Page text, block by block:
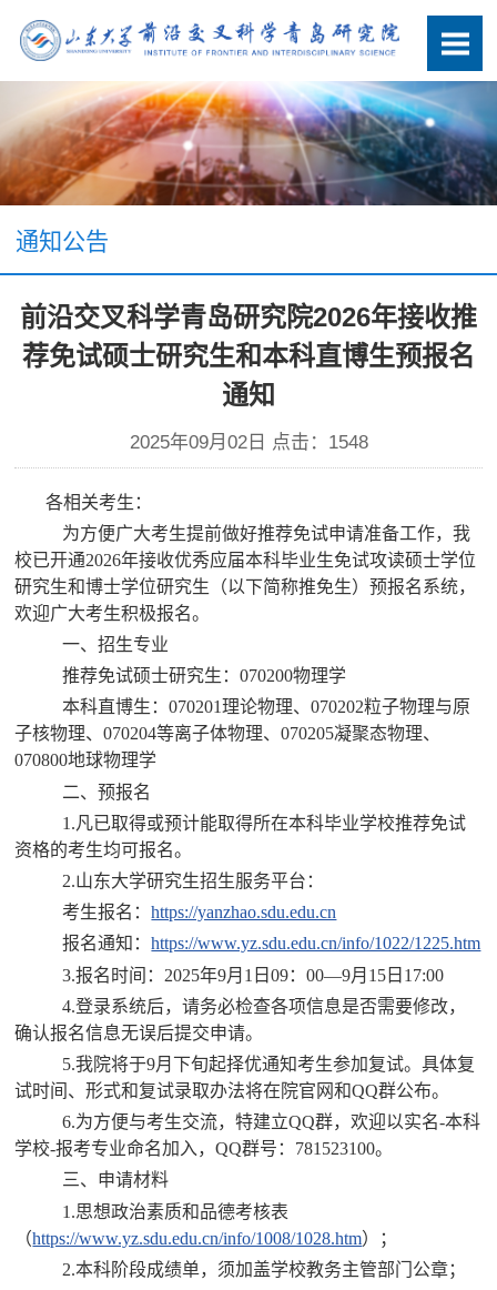
通知公告
前沿交叉科学青岛研究院2026年接收推
荐免试硕士研究生和本科直博生预报名
通知
2025年09月02日 点击： 1548
各相关考生：
为方便广大考生提前做好推荐免试申请准备工作，我
校已开通2026年接收优秀应届本科毕业生免试攻读硕士学位
研究生和博士学位研究生（以下简称推免生）预报名系统，
欢迎广大考生积极报名。
一、招生专业
推荐免试硕士研究生：070200物理学
本科直博生：070201理论物理、070202粒子物理与原
子核物理、070204等离子体物理、070205凝聚态物理、
070800地球物理学
二、预报名
1.凡已取得或预计能取得所在本科毕业学校推荐免试
资格的考生均可报名。
2.山东大学研究生招生服务平台：
考生报名：https://yanzhao.sdu.edu.cn
报名通知：https://www.yz.sdu.edu.cn/info/1022/1225.htm
3.报名时间：2025年9月1日09：00—9月15日17:00
4.登录系统后，请务必检查各项信息是否需要修改，
确认报名信息无误后提交申请。
5.我院将于9月下旬起择优通知考生参加复试。具体复
试时间、形式和复试录取办法将在院官网和QQ群公布。
6.为方便与考生交流，特建立QQ群，欢迎以实名-本科
学校-报考专业命名加入，QQ群号：781523100。
三、申请材料
1.思想政治素质和品德考核表
（https://www.yz.sdu.edu.cn/info/1008/1028.htm）；
2.本科阶段成绩单，须加盖学校教务主管部门公章；